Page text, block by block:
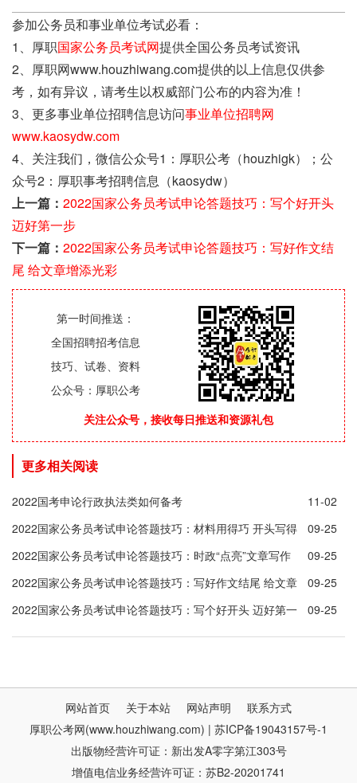
参加公务员和事业单位考试必看：
1、厚职国家公务员考试网提供全国公务员考试资讯
2、厚职网www.houzhiwang.com提供的以上信息仅供参
考，如有异议，请考生以权威部门公布的内容为准！
3、更多事业单位招聘信息访问事业单位招聘网
www.kaosydw.com
4、关注我们，微信公众号1：厚职公考（houzhigk）；公
众号2：厚职事考招聘信息（kaosydw）
上一篇： 2022国家公务员考试申论答题技巧：写个好开头
迈好第一步
下一篇： 2022国家公务员考试申论答题技巧：写好作文结
尾 给文章增添光彩
第一时间推送：
全国招聘招考信息
技巧、试卷、资料
公众号：厚职公考
关注公众号，接收每日推送和资源礼包
更多相关阅读
2022国考申论行政执法类如何备考
11-02
2022国家公务员考试申论答题技巧：材料用得巧 开头写得
好
09-25
2022国家公务员考试申论答题技巧：时政“点亮”文章写作
09-25
2022国家公务员考试申论答题技巧：写好作文结尾 给文章
增添光彩
09-25
2022国家公务员考试申论答题技巧：写个好开头 迈好第一
09-25
网站首页 关于本站 网站声明
联系方式
厚职公考网(www.houzhiwang.com) | 苏ICP备19043157号-1
出版物经营许可证：新出发A零字第江303号
增值电信业务经营许可证：苏B2-20201741